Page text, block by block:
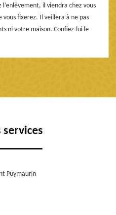
l’enlèvement, il viendra chez vous
vous fixerez. Il veillera à ne pas
ni votre maison. Confiez-lui le
Puymaurin